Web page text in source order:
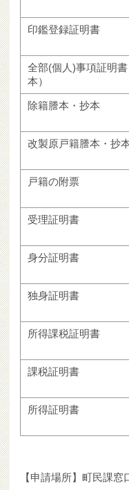
印鑑登録証明書
全部(個人)事項証明
本）
除籍謄本・抄本
改製原戸籍謄本・抄
戸籍の附票
受理証明書
身分証明書
独身証明書
所得課税証明書
課税証明書
所得証明書
【申請場所】町民課窓